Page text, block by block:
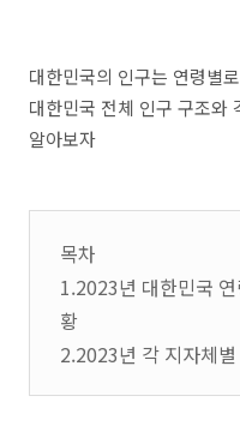
대한민국의 인구는 연령별
대한민국 전체 인구 구조와
알아보자
목차
1.2023년 대한민국
황
2.2023년 각 지자체